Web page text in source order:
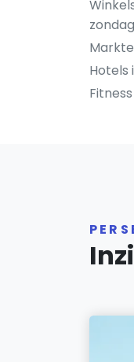
zondag
Hotels